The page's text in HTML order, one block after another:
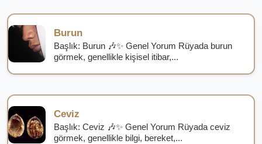
Burun
Başlık: Burun 🎶✨ Genel Yorum Rüyada burun
görmek, genellikle kişisel itibar,...
Ceviz
Başlık: Ceviz 🎶✨ Genel Yorum Rüyada ceviz
görmek, genellikle bilgi, bereket,...